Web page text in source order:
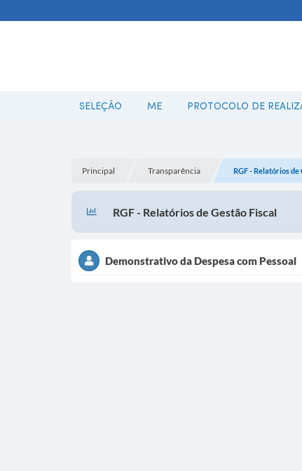
SELEÇÃO ME PROTOCOLO DE
Principal Transparência RGF - Relatórios de
RGF - Relatórios de Gestão Fiscal
Demonstrativo da Despesa com Pessoal